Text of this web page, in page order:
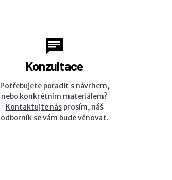
Konzultace
Potřebujete poradit s návrhem,
nebo konkrétním materiálem?
Kontaktujte násprosím, náš
odborník se vám bude věnovat.